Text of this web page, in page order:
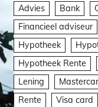
Advies Bank
Financieel adviseur
Hypotheek
Hypotheek Rente
Lening
Rente
Visa card